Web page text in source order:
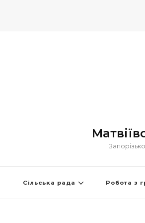
Сільська рада Робота з